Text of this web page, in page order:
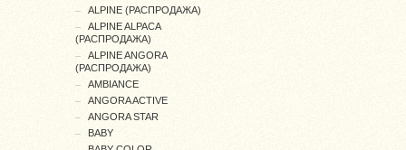
ALPINE (РАСПРОДАЖА)
ALPINE ALPACA
(РАСПРОДАЖА)
ALPINE ANGORA
(РАСПРОДАЖА)
AMBIANCE
ANGORA ACTIVE
ANGORA STAR
BABY